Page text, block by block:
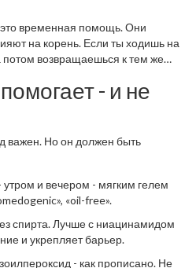
это временная помощь. Они
на корень. Если ты ходишь на
потом возвращаешься к тем же
- и не
важен. Но он должен быть
и вечером - мягким гелем
«oil-free».
спирта. Лучше с ниацинамидом
и укрепляет барьер.
- как прописано. Не